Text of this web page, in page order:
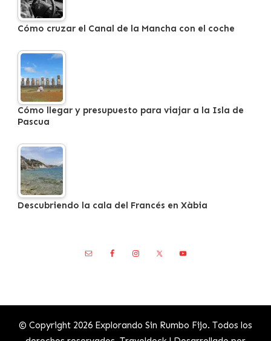
Cómo cruzar el Canal de la Mancha con el coche
Cómo llegar y presupuesto para viajar a la Isla de
Pascua
Descubriendo la cala del Francés en Xàbia
© Copyright 2026 Explorando Sin Rumbo Fijo. Todos los